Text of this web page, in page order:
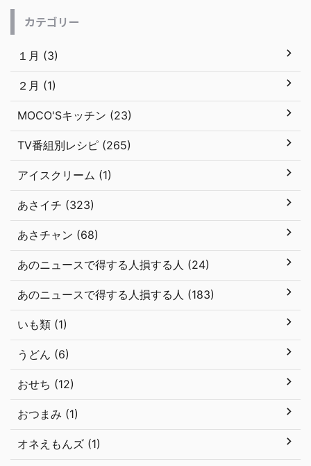
カテゴリー
１月 (3)
２月 (1)
MOCO'Sキッチン (23)
TV番組別レシピ (265)
アイスクリーム (1)
あさイチ (323)
あさチャン (68)
あのニュースで得する人損する人 (24)
あのニュースで得する人損する人 (183)
いも類 (1)
うどん (6)
おせち (12)
おつまみ (1)
オネえもんズ (1)